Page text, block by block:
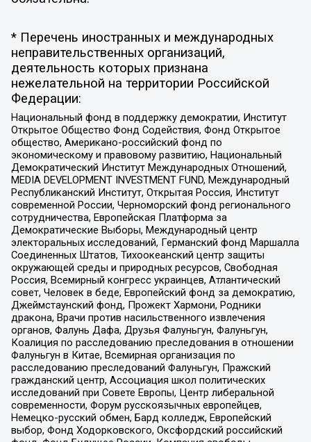
* Перечень иностранных и международных
неправительственных организаций,
деятельность которых признана
нежелательной на территории Российской
Федерации:
Национальный фонд в поддержку демократии, Институт
Открытое Общество Фонд Содействия, Фонд Открытое
общество, Американо-российский фонд по
экономическому и правовому развитию, Национальный
Демократический Институт Международных Отношений,
MEDIA DEVELOPMENT INVESTMENT FUND, Международный
Республиканский Институт, Открытая Россия, Институт
современной России, Черноморский фонд регионального
сотрудничества, Европейская Платформа за
Демократические Выборы, Международный центр
электоральных исследований, Германский фонд Маршалла
Соединенных Штатов, Тихоокеанский центр защиты
окружающей среды и природных ресурсов, Свободная
Россия, Всемирный конгресс украинцев, Атлантический
совет, Человек в беде, Европейский фонд за демократию,
Джеймстаунский фонд, Прожект Хармони, Родники
дракона, Врачи против насильственного извлечения
органов, Фалунь Дафа, Друзья Фалуньгун, Фалуньгун,
Коалиция по расследованию преследования в отношении
Фалуньгун в Китае, Всемирная организация по
расследованию преследований Фалуньгун, Пражский
гражданский центр, Ассоциация школ политических
исследований при Совете Европы, Центр либеральной
современности, Форум русскоязычных европейцев,
Немецко-русский обмен, Бард колледж, Европейский
выбор, Фонд Ходорковского, Оксфордский российский